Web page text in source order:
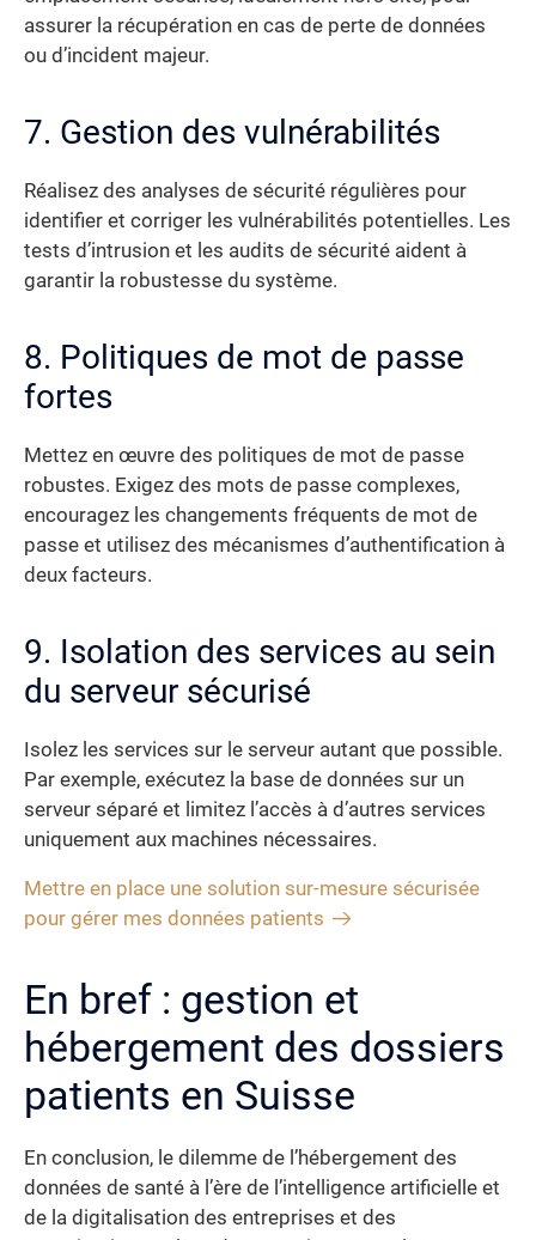
assurer la récupération en cas de perte de données
ou d’incident majeur.
7. Gestion des vulnérabilités
Réalisez des analyses de sécurité régulières pour
identifier et corriger les vulnérabilités potentielles. Les
tests d’intrusion et les audits de sécurité aident à
garantir la robustesse du système.
8. Politiques de mot de passe
fortes
Mettez en œuvre des politiques de mot de passe
robustes. Exigez des mots de passe complexes,
encouragez les changements fréquents de mot de
passe et utilisez des mécanismes d’authentification à
deux facteurs.
9. Isolation des services au sein
du serveur sécurisé
Isolez les services sur le serveur autant que possible.
Par exemple, exécutez la base de données sur un
serveur séparé et limitez l’accès à d’autres services
uniquement aux machines nécessaires.
Mettre en place une solution sur-mesure sécurisée
pour gérer mes données patients
En bref : gestion et
hébergement des dossiers
patients en Suisse
En conclusion, le dilemme de l’hébergement des
données de santé à l’ère de l’intelligence artificielle et
de la digitalisation des entreprises et des